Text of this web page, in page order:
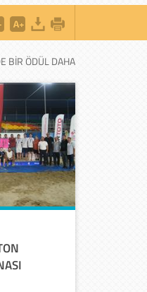
BİR ÖDÜL DAHA